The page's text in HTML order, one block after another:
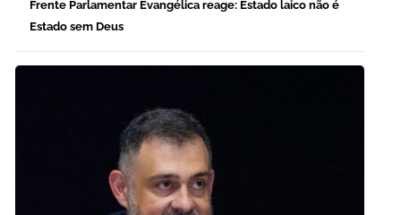
Frente Parlamentar Evangélica reage: Estado laico não é
Estado sem Deus